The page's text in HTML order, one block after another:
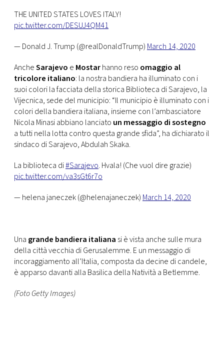
THE UNITED STATES LOVES ITALY!
pic.twitter.com/DESUJ4QM41
— Donald J. Trump (@realDonaldTrump) March 14, 2020
AncheSarajevo e Mostarhanno reso omaggio al
tricolore italiano: la nostra bandiera ha illuminato con i
suoi colori la facciata della storica Biblioteca di Sarajevo, la
Vijecnica, sede del municipio: “Il municipio è illuminato con i
colori della bandiera italiana, insieme con l’ambasciatore
Nicola Minasi abbiano lanciato un messaggio di sostegno
a tutti nella lotta contro questa grande sfida”, ha dichiarato il
sindaco di Sarajevo, Abdulah Skaka.
La biblioteca di#Sarajevo. Hvala! (Che vuol dire grazie)
pic.twitter.com/va3sGt6r7o
— helena janeczek (@helenajaneczek) March 14, 2020
Una grande bandiera italiana si è vista anche sulle mura
della città vecchia di Gerusalemme. E un messaggio di
incoraggiamento all’Italia, composta da decine di candele,
è apparso davanti alla Basilica della Natività a Betlemme.
(Foto Getty Images)